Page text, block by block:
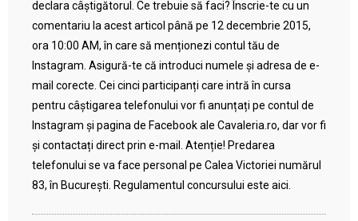
declara câștigătorul. Ce trebuie să faci? Înscrie-te cu un
comentariu la acest articol până pe 12 decembrie 2015,
ora 10:00 AM, în care să menționezi contul tău de
Instagram. Asigură-te că introduci numele și adresa de e-
mail corecte. Cei cinci participanți care intră în cursa
pentru câștigarea telefonului vor fi anunțați pe contul de
Instagram și pagina de Facebook ale Cavaleria.ro, dar vor fi
și contactați direct prin e-mail. Atenție! Predarea
telefonului se va face personal pe Calea Victoriei numărul
83, în București. Regulamentul concursului este aici.